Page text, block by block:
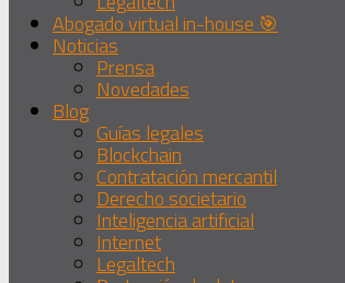
Abogado virtual in-house 🎯
Noticias
Prensa
Novedades
Blog
Guías legales
Blockchain
Contratación mercantil
Derecho societario
Inteligencia artificial
Internet
Legaltech